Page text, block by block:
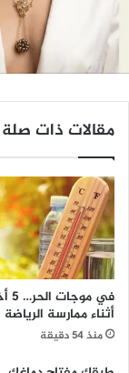
مقالات ذات صلة
أثناء ممارسة الرياضة
منذ 54 دقيقة